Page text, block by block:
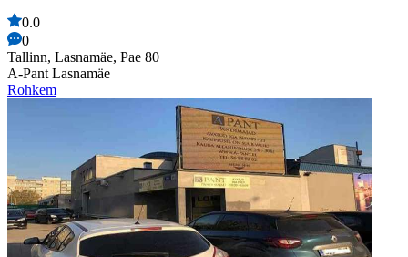
0.0
0
Tallinn, Lasnamäe, Pae 80
A-Pant Lasnamäe
Rohkem